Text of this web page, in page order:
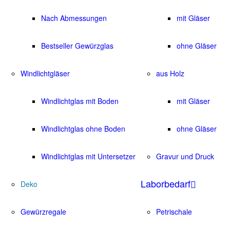
Nach Abmessungen
Bestseller Gewürzglas
Windlichtgläser
Windlichtglas mit Boden
Windlichtglas ohne Boden
Windlichtglas mit Untersetzer
Deko
Gewürzregale
mit Gläser
ohne Gläser
aus Holz
mit Gläser
ohne Gläser
Gravur und Druck
Laborbedarf
Petrischale